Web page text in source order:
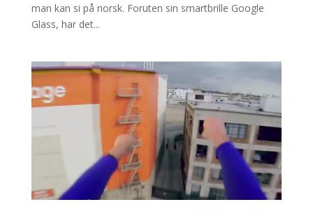
man kan si på norsk. Foruten sin smartbrille Google
Glass, har det...